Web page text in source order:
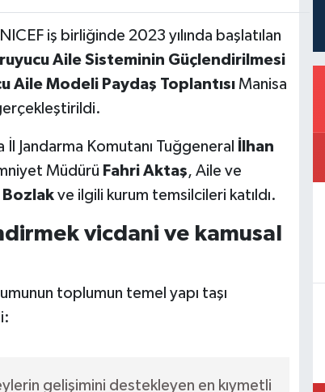
iş birliğinde 2023 yılında başlatılan
Aile Sisteminin Güçlendirilmesi
Aile Modeli Paydaş ToplantısıManisa
gerçekleştirildi.
İl Jandarma Komutanı Tuğgeneral
İlhan
Müdürü Fahri Aktaş, Aile ve
ve ilgili kurum temsilcileri katıldı.
vicdani ve kamusal
toplumun temel yapı taşı
gelişimini destekleyen en kıymetli